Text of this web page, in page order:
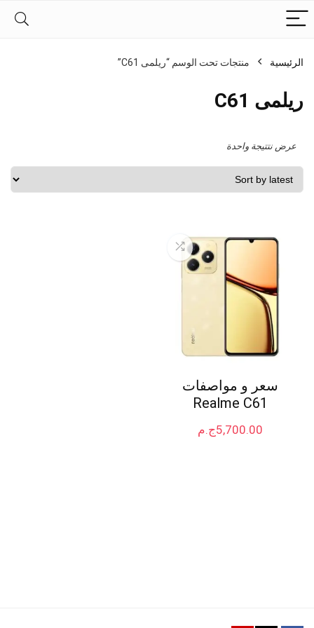
الرئيسية منتجات تحت الوسم “ريلمى C61”
ريلمى C61
عرض نتتيجة واحدة
سعر و مواصفات
Realme C61
ج.م5,700.00